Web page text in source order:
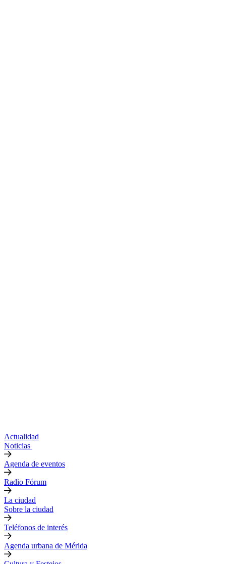
Actualidad
Noticias
Agenda de eventos
Radio Fórum
La ciudad
Sobre la ciudad
Teléfonos de interés
Agenda urbana de Mérida